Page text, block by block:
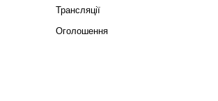
Трансляції
Оголошення